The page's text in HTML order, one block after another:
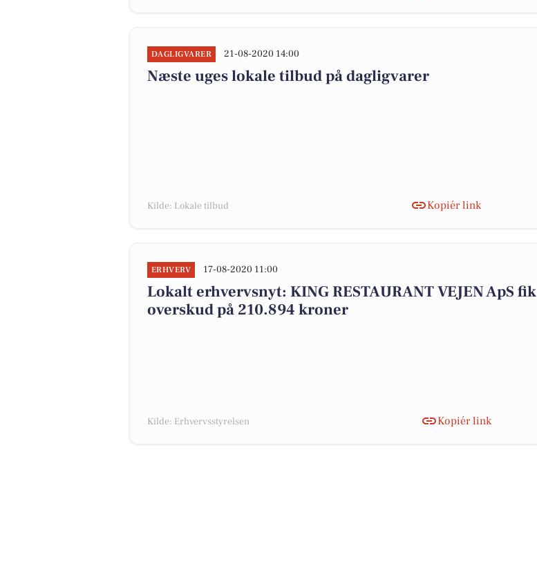
DAGLIGVARER 21-08-2020 14:00
Næste uges lokale tilbud på dagligvarer
Kilde: Lokale tilbud Kopiér link
ERHVERV 17-08-2020 11:00
Lokalt erhvervsnyt: KING RESTAURANT VEJEN ApS fik
overskud på 210.894 kroner
Kilde: Erhvervsstyrelsen Kopiér link